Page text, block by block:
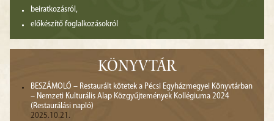
beiratkozásról,
előkészítő foglalkozásokról
KÖNYVTÁR
BESZÁMOLÓ – Restaurált kötetek a Pécsi Egyházmegyei Könyvtárban
– Nemzeti Kulturális Alap Közgyűjtemények Kollégiuma 2024
(Restaurálási napló)
2025.10.21.